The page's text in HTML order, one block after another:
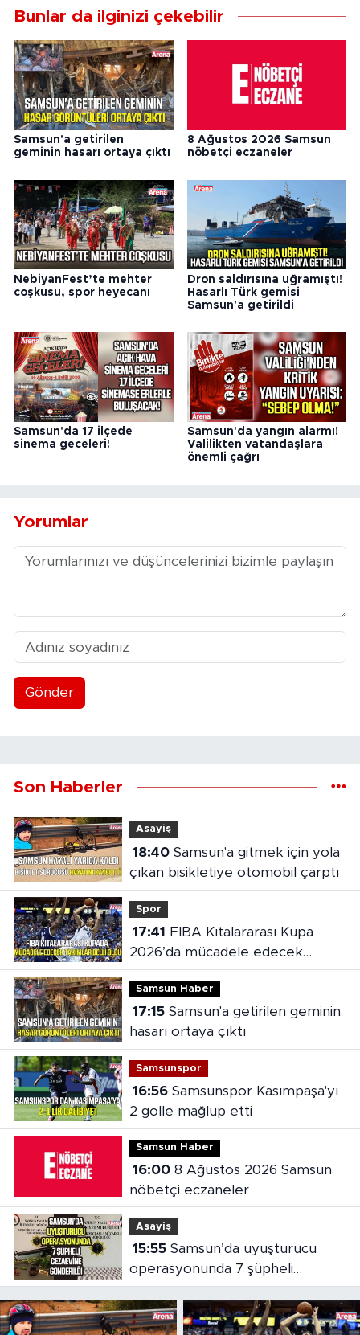
Bunlar da ilginizi çekebilir
Samsun'a getirilen
geminin hasarı ortaya çıktı
8 Ağustos 2026 Samsun
nöbetçi eczaneler
NebiyanFest’te mehter
coşkusu, spor heyecanı
Dron saldırısına uğramıştı!
Hasarlı Türk gemisi
Samsun'a getirildi
Samsun'da 17 ilçede
sinema geceleri!
Samsun'da yangın alarmı!
Valilikten vatandaşlara
önemli çağrı
Yorumlar
Gönder
Son Haberler
Asayiş
18:40Samsun'a gitmek için yola
çıkan bisikletiye otomobil çarptı
Spor
17:41
2026’da mücadele edecek
takımlar belli oldu
Samsun Haber
17:15Samsun'a getirilen geminin
hasarı ortaya çıktı
Samsunspor
16:56Samsunspor Kasımpaşa'yı
2 golle mağlup etti
Samsun Haber
16:008 Ağustos 2026 Samsun
nöbetçi eczaneler
Asayiş
15:55Samsun’da uyuşturucu
operasyonunda 7 şüpheli
cezaevine gönderildi